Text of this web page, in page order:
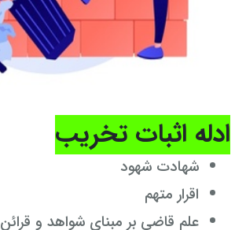
ادله اثبات تخریب
شهادت شهود
اقرار متهم
علم قاضی بر مبنای شواهد و قرائن